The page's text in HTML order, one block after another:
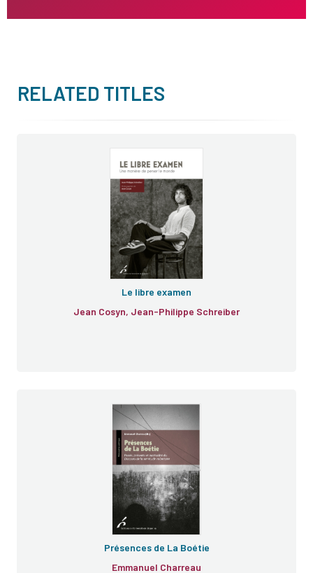
RELATED TITLES
Le libre examen
Jean Cosyn, Jean-Philippe Schreiber
Présences de La Boétie
Emmanuel Charreau